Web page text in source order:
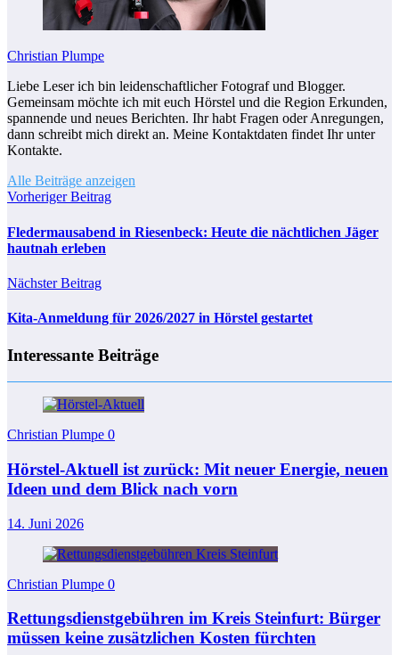
Christian Plumpe
Liebe Leser ich bin leidenschaftlicher Fotograf und Blogger.
Gemeinsam möchte ich mit euch Hörstel und die Region Erkunden,
spannende und neues Berichten. Ihr habt Fragen oder Anregungen,
dann schreibt mich direkt an. Meine Kontaktdaten findet Ihr unter
Kontakte.
Alle Beiträge anzeigen
Vorheriger Beitrag
Fledermausabend in Riesenbeck: Heute die nächtlichen Jäger
hautnah erleben
Nächster Beitrag
Kita-Anmeldung für 2026/2027 in Hörstel gestartet
Interessante Beiträge
Christian Plumpe 0
Hörstel-Aktuell ist zurück: Mit neuer Energie, neuen
Ideen und dem Blick nach vorn
14. Juni 2026
Christian Plumpe 0
Rettungsdienstgebühren im Kreis Steinfurt: Bürger
müssen keine zusätzlichen Kosten fürchten